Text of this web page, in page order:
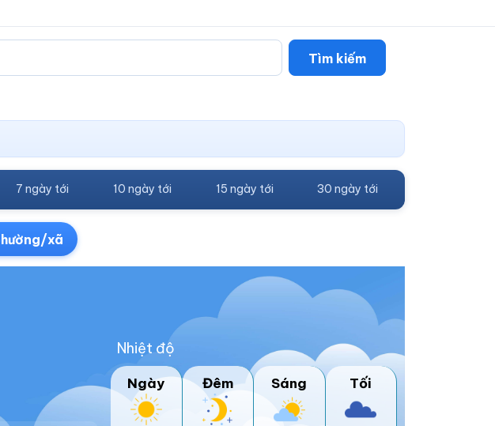
Tìm kiếm
7 ngày tới 10 ngày tới 15 ngày tới 30 ngày tới
xã
Nhiệt độ
Ngày Đêm Sáng Tối